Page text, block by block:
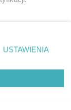
prywatności
zgody
takiemu
tylko
USTAWIENIA